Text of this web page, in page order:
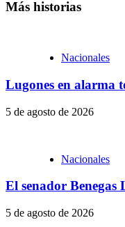
Más historias
Nacionales
Lugones en alarma
5 de agosto de 2026
Nacionales
El senador
5 de agosto de 2026